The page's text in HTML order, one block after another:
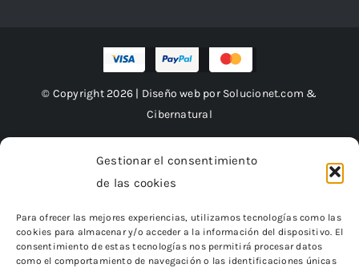
Gestionar el consentimiento
de las cookies
Para ofrecer las mejores experiencias, utilizamos tecnologías como las
cookies para almacenar y/o acceder a la información del dispositivo. El
consentimiento de estas tecnologías nos permitirá procesar datos
como el comportamiento de navegación o las identificaciones únicas
© Copyright 2026 | Diseño web por Solucionet.com &
Cibernatural